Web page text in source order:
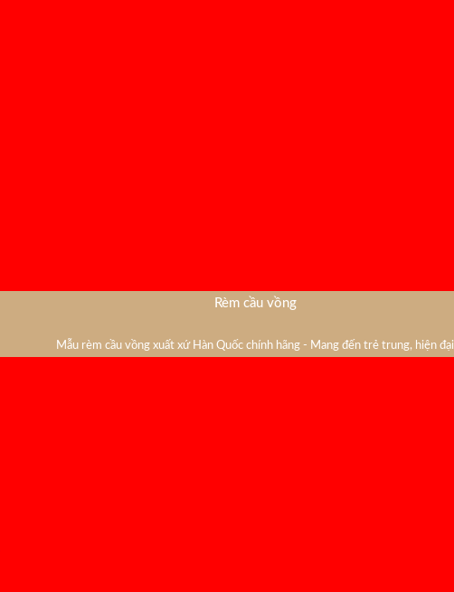
Rèm cầu vồng
Mẫu rèm cầu vồng xuất xứ Hàn Quốc chính hãng - Mang đến trẻ trung, hiện đại